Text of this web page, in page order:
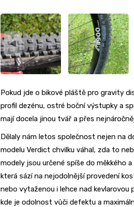
Pokud jde o bikové pláště pro gravity
profil dezénu, ostré boční výstupky a
mají docela jinou tvář a přes
Dělaly nám letos společnost nejen na
modelu Verdict chvilku váhal, zda to
modely jsou určené spíše do měkkého
která sází na nejodolnější provedení
nebo vytaženou i lehce nad kevlarovou
kde je odolnost vůči defektu a